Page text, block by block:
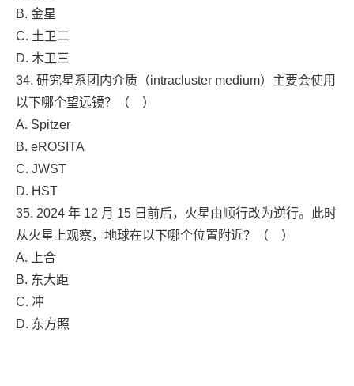
B. 金星
C. 土卫二
D. 木卫三
34. 研究星系团内介质（intracluster medium）主要会使用
以下哪个望远镜？（ ）
A. Spitzer
B. eROSITA
C. JWST
D. HST
35. 2024 年 12 月 15 日前后，火星由顺行改为逆行。此时
从火星上观察，地球在以下哪个位置附近？（ ）
A. 上合
B. 东大距
C. 冲
D. 东方照